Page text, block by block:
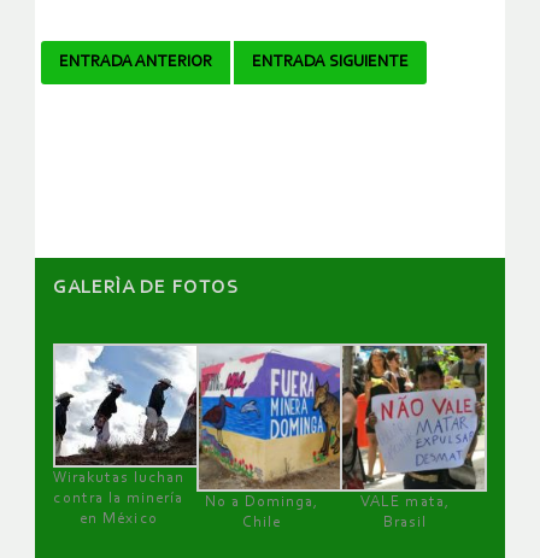
Navegador
ENTRADA ANTERIOR ENTRADA SIGUIENTE
GALERÌA DE FOTOS
Wirakutas luchan
contra la minería
en México
No a Dominga,
Chile
VALE mata,
Brasil